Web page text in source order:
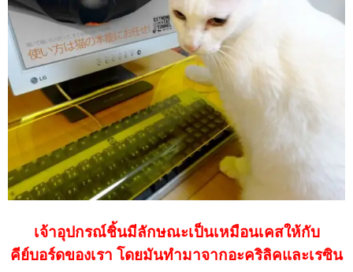
เจ้าอุปกรณ์ชิ้นมีลักษณะเป็นเหมือนเคสให้กับ
คีย์บอร์ดของเรา โดยมันทำมาจากอะคริลิคและเรซิน